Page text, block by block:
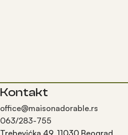
Kontakt
office@maisonadorable.rs
063/283-755
Trebevićka 49, 11030 Beograd